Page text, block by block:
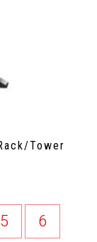
Tower
5 6